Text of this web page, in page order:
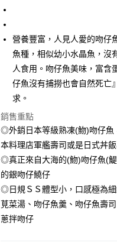
國泰世華商業銀行
臺灣中小企業銀行
匯豐（台灣）商業銀行
聯邦商業銀行
元大商業銀行
台新國際商業銀行
台灣樂天信用卡公司
華南商業銀行
上海商業儲蓄銀行
臺灣中小企業銀行
匯豐（台灣）商業銀行
聯邦商業銀行
元大商業銀行
台新國際商業銀行
台灣樂天信用卡公司
LINE Pay
Apple Pay
悠遊付
ATM付款
貨到付款
運送方式
冷凍7-11取貨(快速到店，到貨
每筆NT$150，滿NT$999(含以
冷凍宅配-抗凍紙箱裝(可備註改
營養豐富，人見人愛的吻仔
魚種，相似幼小水晶魚，沒
人食用。吻仔魚美味，富含
仔魚沒有捕撈也會自然死亡
求。
銷售重點
◎外銷日本等級熟凍(魩)吻仔魚
本料理店軍艦壽司或是日式丼
◎真正來自大海的(魩)吻仔魚(
的銀吻仔鱙仔
◎日規ＳＳ體型小，口感極為
莧菜湯、吻仔魚羹、吻仔魚壽
蔥拌吻仔